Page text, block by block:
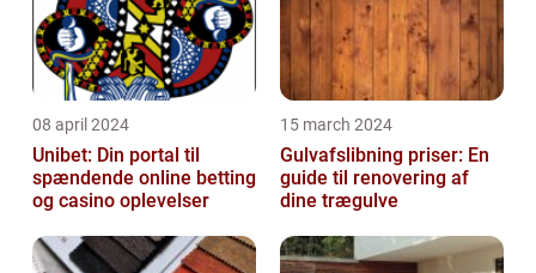
08 april 2024
Unibet: Din portal til
spændende online betting
og casino oplevelser
15 march 2024
Gulvafslibning priser: En
guide til renovering af
dine trægulve